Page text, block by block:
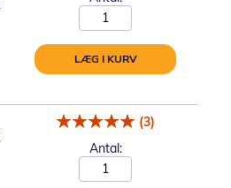
LÆG I KURV
(3)
Antal: